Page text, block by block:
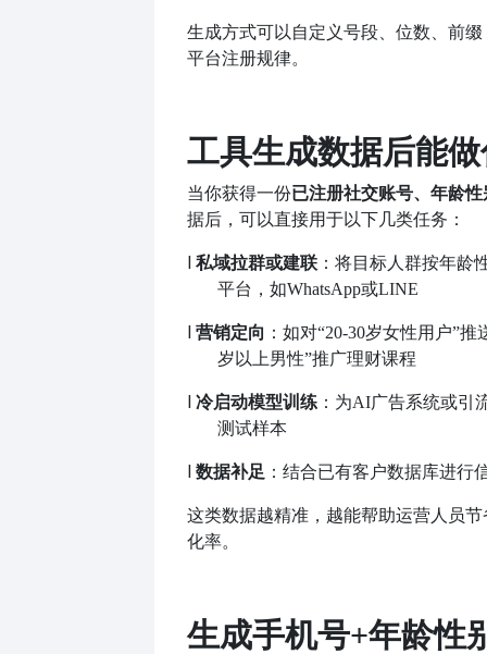
生成方式可以自定义号段、位数、前
平台注册规律。
工具生成数据后能
当你获得一份已注册社交账号、年龄
据后，可以直接用于以下几类任务：
l 私域拉群或建联 ：将目标人群按年龄
平台，如WhatsApp或LINE
l 营销定向 ：如对“20-30岁女性用户”推
岁以上男性”推广理财课程
l 冷启动模型训练 ：为AI广告系统或引
测试样本
l 数据补足 ：结合已有客户数据库进行
这类数据越精准，越能帮助运营人员
化率。
生成手机号+年龄性